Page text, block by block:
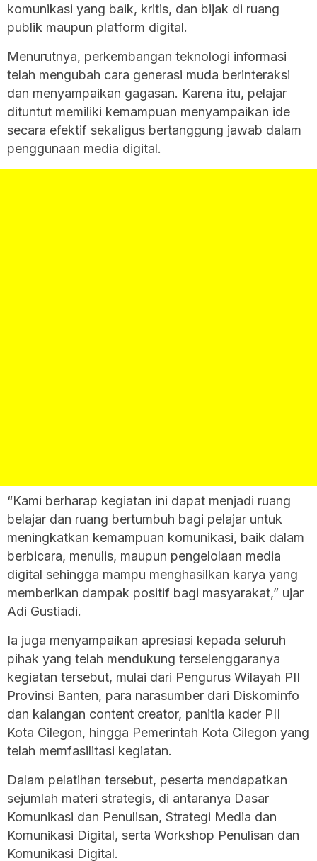
komunikasi yang baik, kritis, dan bijak di ruang
publik maupun platform digital.
Menurutnya, perkembangan teknologi informasi
telah mengubah cara generasi muda berinteraksi
dan menyampaikan gagasan. Karena itu, pelajar
dituntut memiliki kemampuan menyampaikan ide
secara efektif sekaligus bertanggung jawab dalam
penggunaan media digital.
“Kami berharap kegiatan ini dapat menjadi ruang
belajar dan ruang bertumbuh bagi pelajar untuk
meningkatkan kemampuan komunikasi, baik dalam
berbicara, menulis, maupun pengelolaan media
digital sehingga mampu menghasilkan karya yang
memberikan dampak positif bagi masyarakat,” ujar
Adi Gustiadi.
Ia juga menyampaikan apresiasi kepada seluruh
pihak yang telah mendukung terselenggaranya
kegiatan tersebut, mulai dari Pengurus Wilayah PII
Provinsi Banten, para narasumber dari Diskominfo
dan kalangan content creator, panitia kader PII
Kota Cilegon, hingga Pemerintah Kota Cilegon yang
telah memfasilitasi kegiatan.
Dalam pelatihan tersebut, peserta mendapatkan
sejumlah materi strategis, di antaranya Dasar
Komunikasi dan Penulisan, Strategi Media dan
Komunikasi Digital, serta Workshop Penulisan dan
Komunikasi Digital.